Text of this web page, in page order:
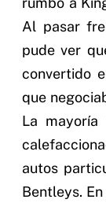
Al pasar
pude ver
convertido
que
La
autos
Bentleys.